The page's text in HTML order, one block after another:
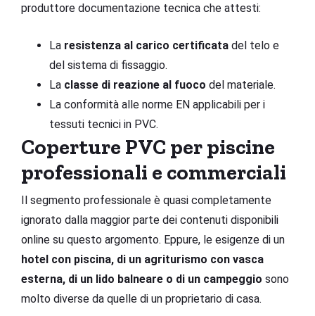
produttore documentazione tecnica che attesti:
La resistenza al carico certificata del telo e
del sistema di fissaggio.
La classe di reazione al fuoco del materiale.
La conformità alle norme EN applicabili per i
tessuti tecnici in PVC.
Coperture PVC per piscine
professionali e commerciali
Il segmento professionale è quasi completamente
ignorato dalla maggior parte dei contenuti disponibili
online su questo argomento. Eppure, le esigenze di un
hotel con piscina, di un agriturismo con vasca
esterna, di un lido balneare o di un campeggio sono
molto diverse da quelle di un proprietario di casa.